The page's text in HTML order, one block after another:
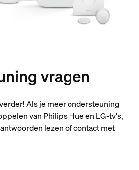
vragen
Als je meer ondersteuning
van Philips Hue en LG-tv's,
lezen of contact met